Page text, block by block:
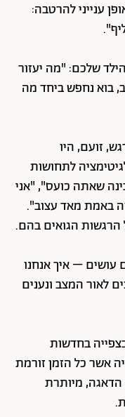
ענייני להרטבה:
שלכם: "מה יעזור
בוא נחפש ביחד מה
זועם, היו
לתחושות
שאתה כועס", "אני
באמת מאד עצוב".
הרגשות הגואים בהם.
– איך אנחנו
לאור המצב ונענים
בחדשות
אשר כל הזמן זורמת
הדאגה, מיותרת